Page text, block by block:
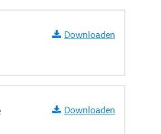
Downloaden
Downloaden